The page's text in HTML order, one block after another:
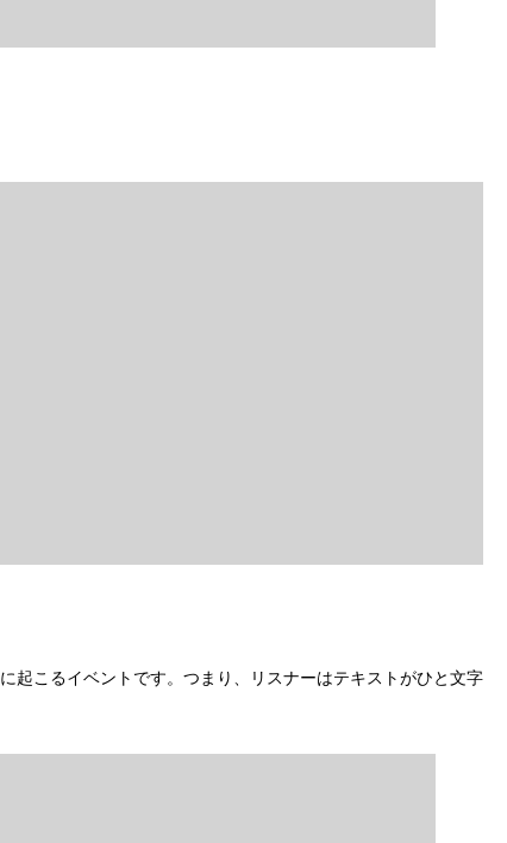
起こるイベントです。つまり、リスナーはテキストがひと文字